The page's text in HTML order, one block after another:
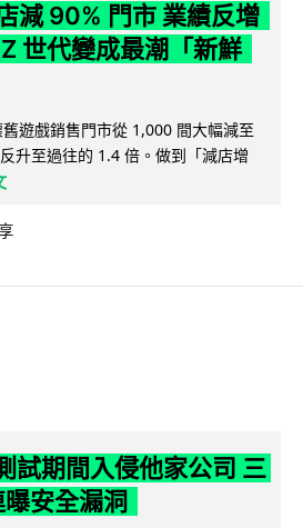
減 90% 門市 業績反增
世代變成最潮「新鮮
遊戲銷售門市從 1,000 間大幅減至
升至過往的 1.4 倍。做到「減店增
試期間入侵他家公司 三
安全漏洞